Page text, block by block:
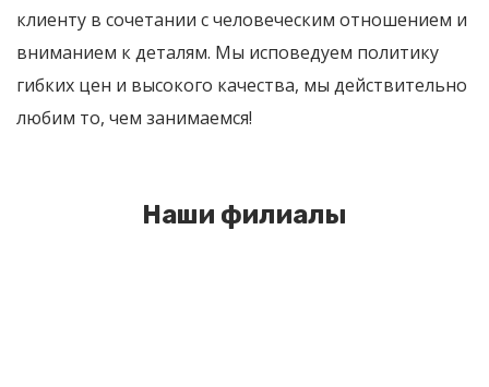
клиенту в сочетании с человеческим отношением и
вниманием к деталям. Мы исповедуем политику
гибких цен и высокого качества, мы действительно
любим то, чем занимаемся!
Наши филиалы